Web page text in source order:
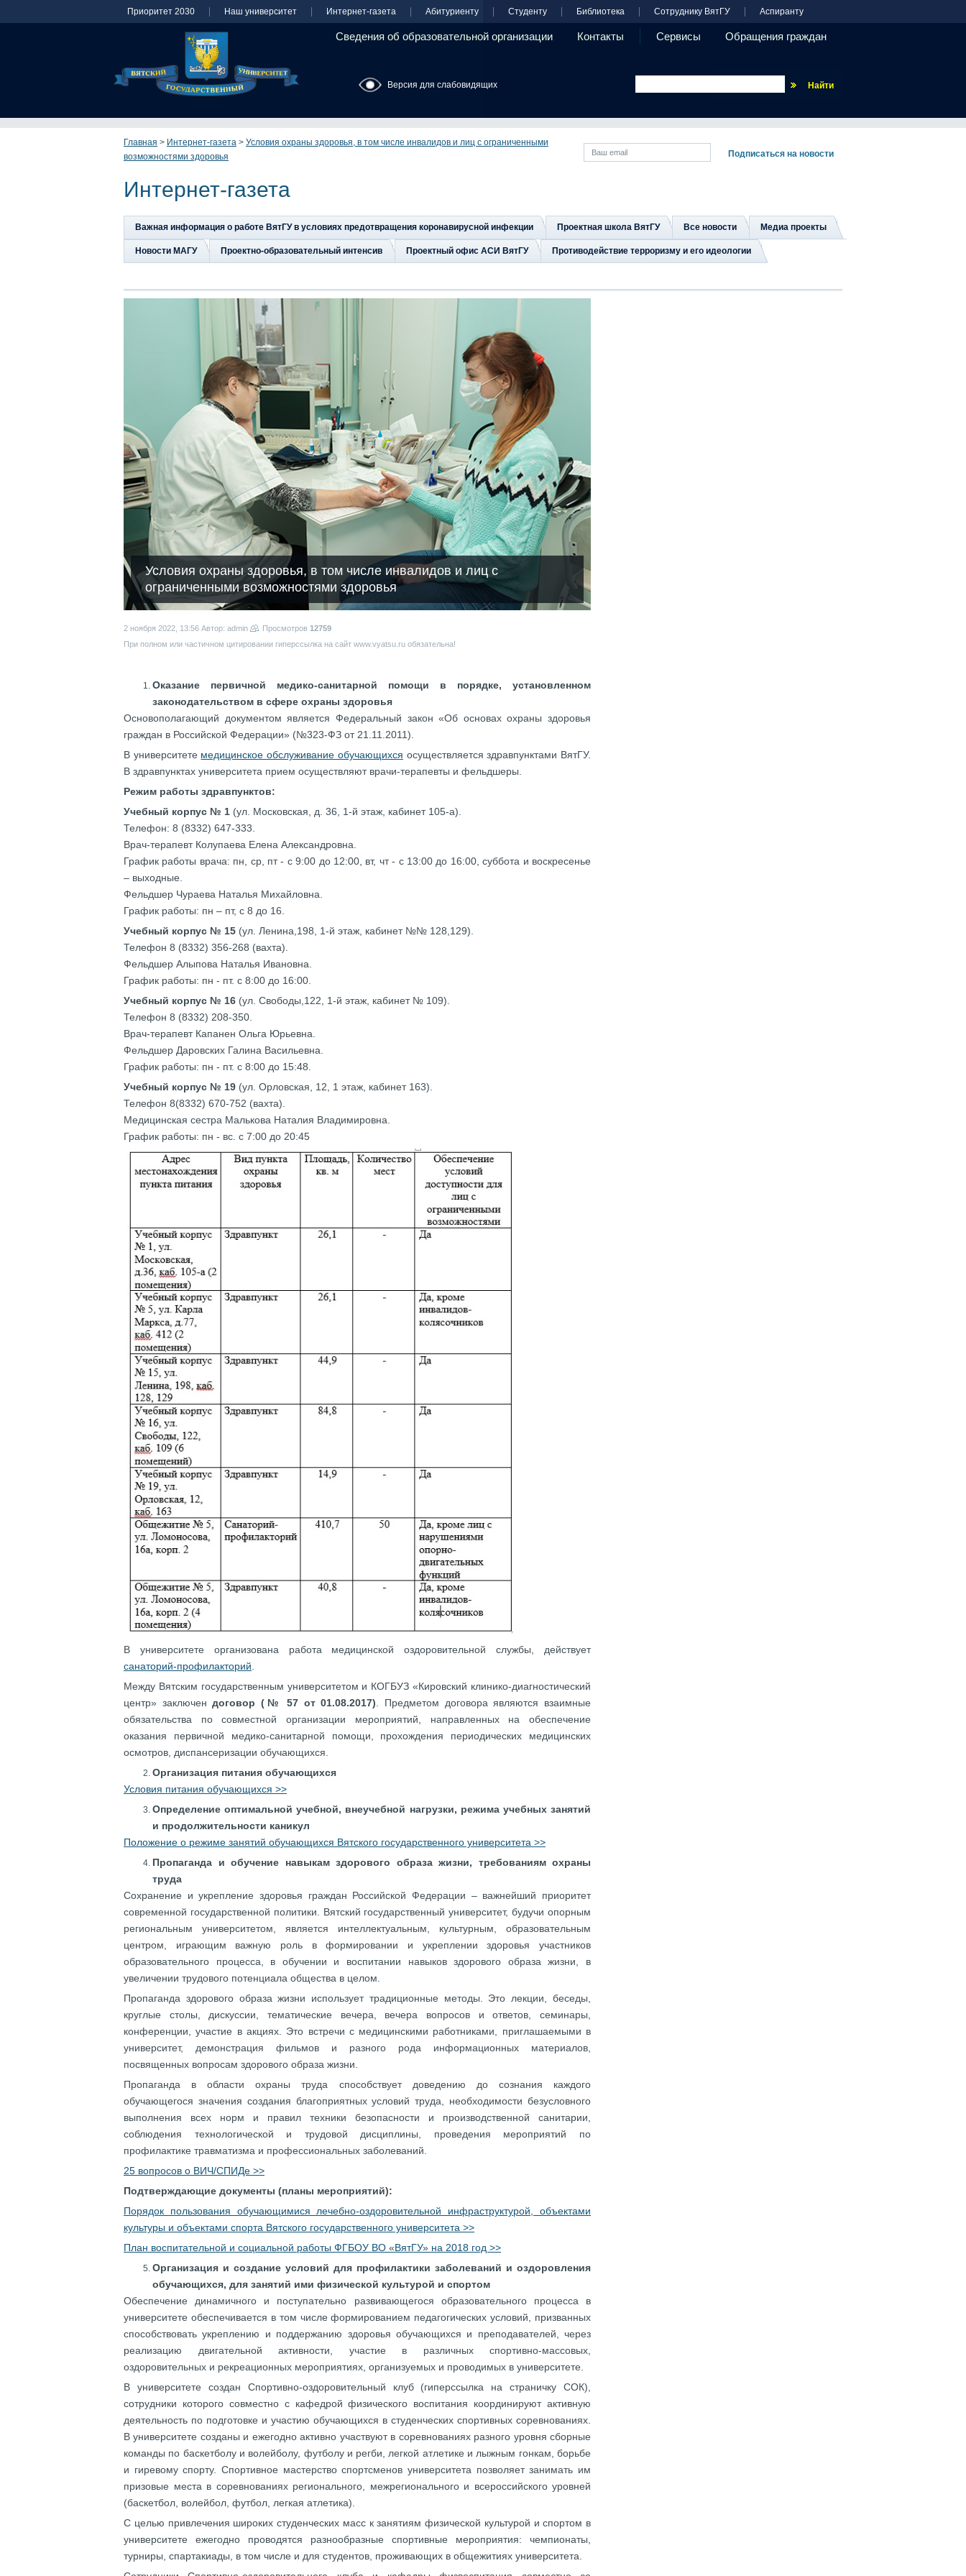
Приоритет 2030 Наш университет Интернет-газета Абитуриенту Студенту Библиотека Сотруднику ВятГУ Аспиранту
Сведения об образовательной организации Контакты Сервисы Обращения граждан
Версия для слабовидящих
Главная > Интернет-газета > Условия охраны здоровья, в том числе инвалидов и лиц с ограниченными
возможностями здоровья
Интернет-газета
Важная информация о работе ВятГУ в условиях предотвращения коронавирусной инфекции Проектная школа ВятГУ Все новости Медиа проекты
Новости МАГУ Проектно-образовательный интенсив Проектный офис АСИ ВятГУ Противодействие терроризму и его идеологии
Условия охраны здоровья, в том числе инвалидов и лиц с
ограниченными возможностями здоровья
2 ноября 2022, 13:56 Автор: admin Просмотров 12759
При полном или частичном цитировании гиперссылка на сайт www.vyatsu.ru обязательна!
Оказание первичной медико-санитарной помощи в порядке, установленном
законодательством в сфере охраны здоровья
Основополагающий документом является Федеральный закон «Об основах охраны здоровья
граждан в Российской Федерации» (№323-ФЗ от 21.11.2011).
В университете медицинское обслуживание обучающихся осуществляется здравпунктами ВятГУ.
В здравпунктах университета прием осуществляют врачи-терапевты и фельдшеры.
Режим работы здравпунктов:
Учебный корпус № 1 (ул. Московская, д. 36, 1-й этаж, кабинет 105-а).
Телефон: 8 (8332) 647-333.
Врач-терапевт Колупаева Елена Александровна.
График работы врача: пн, ср, пт - с 9:00 до 12:00, вт, чт - с 13:00 до 16:00, суббота и воскресенье
– выходные.
Фельдшер Чураева Наталья Михайловна.
График работы: пн – пт, с 8 до 16.
Учебный корпус № 15 (ул. Ленина,198, 1-й этаж, кабинет №№ 128,129).
Телефон 8 (8332) 356-268 (вахта).
Фельдшер Алыпова Наталья Ивановна.
График работы: пн - пт. с 8:00 до 16:00.
Учебный корпус № 16 (ул. Свободы,122, 1-й этаж, кабинет № 109).
Телефон 8 (8332) 208-350.
Врач-терапевт Капанен Ольга Юрьевна.
Фельдшер Даровских Галина Васильевна.
График работы: пн - пт. с 8:00 до 15:48.
Учебный корпус № 19 (ул. Орловская, 12, 1 этаж, кабинет 163).
Телефон 8(8332) 670-752 (вахта).
Медицинская сестра Малькова Наталия Владимировна.
График работы: пн - вс. с 7:00 до 20:45
В университете организована работа медицинской оздоровительной службы, действует
санаторий-профилакторий
Между Вятским государственным университетом и КОГБУЗ «Кировский клинико-диагностический
центр» заключендоговор (№ 57 от 01.08.2017) . Предметом договора являются взаимные
обязательства по совместной организации мероприятий, направленных на обеспечение
оказания первичной медико-санитарной помощи, прохождения периодических медицинских
осмотров, диспансеризации обучающихся.
Организация питания обучающихся
Условия питания обучающихся >>
Определение оптимальной учебной, внеучебной нагрузки, режима учебных занятий
и продолжительности каникул
Положение о режиме занятий обучающихся Вятского государственного университета >>
Пропаганда и обучение навыкам здорового образа жизни, требованиям охраны
труда
Сохранение и укрепление здоровья граждан Российской Федерации – важнейший приоритет
современной государственной политики. Вятский государственный университет, будучи опорным
региональным университетом, является интеллектуальным, культурным, образовательным
центром, играющим важную роль в формировании и укреплении здоровья участников
образовательного процесса, в обучении и воспитании навыков здорового образа жизни, в
увеличении трудового потенциала общества в целом.
Пропаганда здорового образа жизни использует традиционные методы. Это лекции, беседы,
круглые столы, дискуссии, тематические вечера, вечера вопросов и ответов, семинары,
конференции, участие в акциях. Это встречи с медицинскими работниками, приглашаемыми в
университет, демонстрация фильмов и разного рода информационных материалов,
посвященных вопросам здорового образа жизни.
Пропаганда в области охраны труда способствует доведению до сознания каждого
обучающегося значения создания благоприятных условий труда, необходимости безусловного
выполнения всех норм и правил техники безопасности и производственной санитарии,
соблюдения технологической и трудовой дисциплины, проведения мероприятий по
профилактике травматизма и профессиональных заболеваний.
25 вопросов о ВИЧ/СПИДе >>
Подтверждающие документы (планы мероприятий):
Порядок пользования обучающимися лечебно-оздоровительной инфраструктурой, объектами
культуры и объектами спорта Вятского государственного университета >>
План воспитательной и социальной работы ФГБОУ ВО «ВятГУ» на 2018 год >>
Организация и создание условий для профилактики заболеваний и оздоровления
обучающихся, для занятий ими физической культурой и спортом
Обеспечение динамичного и поступательно развивающегося образовательного процесса в
университете обеспечивается в том числе формированием педагогических условий, призванных
способствовать укреплению и поддержанию здоровья обучающихся и преподавателей, через
реализацию двигательной активности, участие в различных спортивно-массовых,
оздоровительных и рекреационных мероприятиях, организуемых и проводимых в университете.
В университете создан Спортивно-оздоровительный клуб (гиперссылка на страничку СОК),
сотрудники которого совместно с кафедрой физического воспитания координируют активную
деятельность по подготовке и участию обучающихся в студенческих спортивных соревнованиях.
В университете созданы и ежегодно активно участвуют в соревнованиях разного уровня сборные
команды по баскетболу и волейболу, футболу и регби, легкой атлетике и лыжным гонкам, борьбе
и гиревому спорту. Спортивное мастерство спортсменов университета позволяет занимать им
призовые места в соревнованиях регионального, межрегионального и всероссийского уровней
(баскетбол, волейбол, футбол, легкая атлетика).
С целью привлечения широких студенческих масс к занятиям физической культурой и спортом в
университете ежегодно проводятся разнообразные спортивные мероприятия: чемпионаты,
турниры, спартакиады, в том числе и для студентов, проживающих в общежитиях университета.